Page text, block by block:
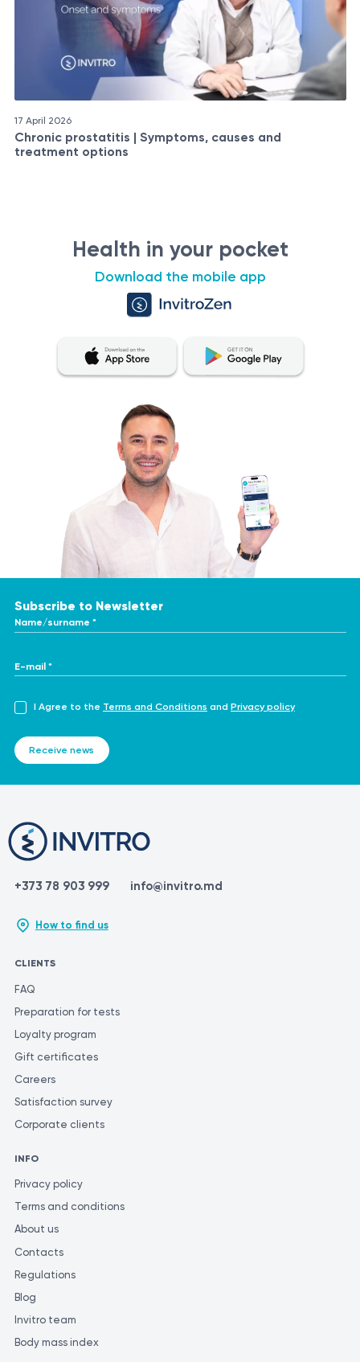
17 April 2026
Chronic prostatitis | Symptoms, causes and
treatment options
Health in your pocket
Download the mobile app
Subscribe to Newsletter
Name/surname *
E-mail *
I Agree to the Terms and Conditions and Privacy policy
Receive news
+373 78 903 999 info@invitro.md
How to find us
CLIENTS
FAQ
Preparation for tests
Loyalty program
Gift certificates
Careers
Satisfaction survey
Corporate clients
INFO
Privacy policy
Terms and conditions
About us
Contacts
Regulations
Blog
Invitro team
Body mass index